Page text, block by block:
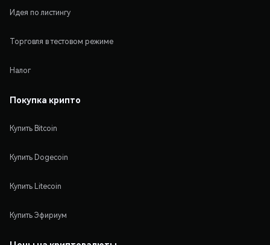
Идея по листингу
Торговля в тестовом режиме
Налог
Покупка крипто
Купить Bitcoin
Купить Dogecoin
Купить Litecoin
Купить Эфириум